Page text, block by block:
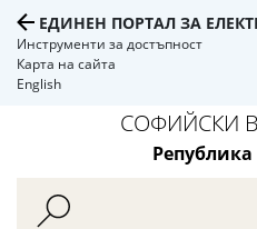
ЕДИНЕН ПОРТАЛ ЗА
Инструменти за достъпност
Карта на сайта
English
СОФИЙСКИ